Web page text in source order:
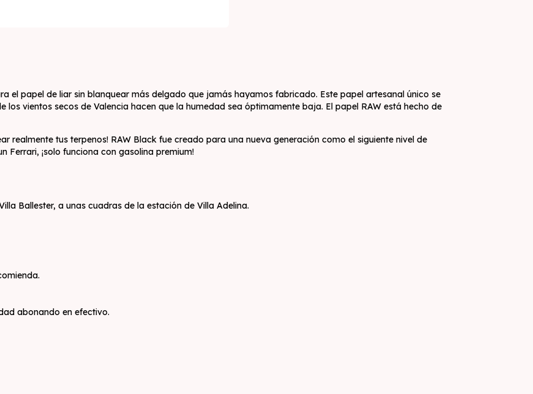
el papel de liar sin blanquear más delgado que jamás hayamos fabricado. Este papel artesanal único se
los vientos secos de Valencia hacen que la humedad sea óptimamente baja. El papel RAW está hecho de
realmente tus terpenos! RAW Black fue creado para una nueva generación como el siguiente nivel de
Ferrari, ¡solo funciona con gasolina premium!
Ballester, a unas cuadras de la estación de Villa Adelina.
abonando en efectivo.